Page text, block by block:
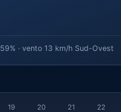
· vento 13 km/h Sud-Ovest
19 20 21 22